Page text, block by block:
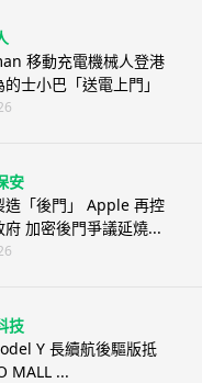
移動充電機械人登港
士小巴「送電上門」
安
造「後門」 Apple 再控
府 加密後門爭議延燒...
技
Y 長續航後驅版抵
MALL ...